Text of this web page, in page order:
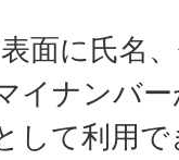
面に氏名
イナンバ
して利用